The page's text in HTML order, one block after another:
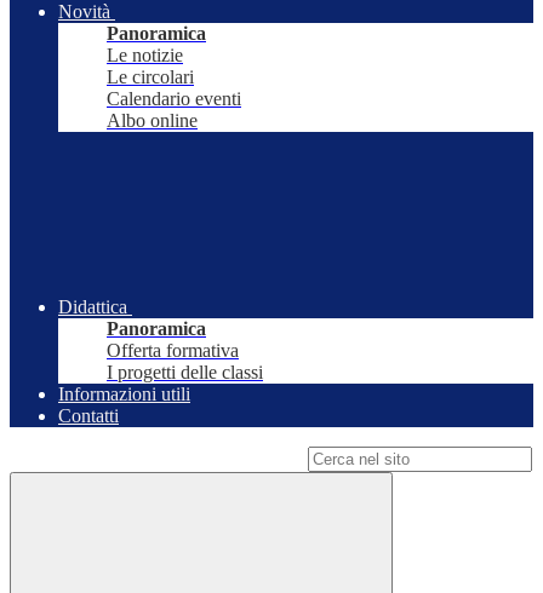
Novità
Panoramica
Le notizie
Le circolari
Calendario eventi
Albo online
Didattica
Panoramica
Offerta formativa
I progetti delle classi
Informazioni utili
Contatti